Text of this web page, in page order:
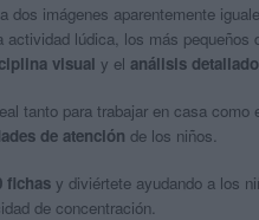
dos imágenes aparentemente
actividad lúdica, los más
visual y el análisis detallado.
tanto para trabajar en casa
de atención de los niños.
fichasy diviértete ayudando a los
de concentración.